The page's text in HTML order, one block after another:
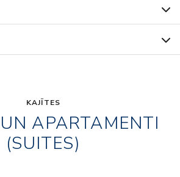
KAJĪTES
APARTAMENTI
(SUITES)